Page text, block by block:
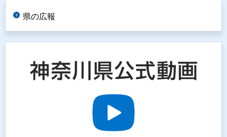
県の広報